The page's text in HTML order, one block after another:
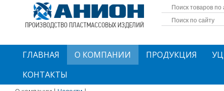
ПРОИЗВОДСТВО ПЛАСТМАССОВЫХ ИЗДЕЛИЙ
ГЛАВНАЯ О КОМПАНИИ ПРОДУКЦИЯ
КОНТАКТЫ